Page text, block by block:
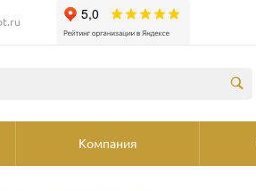
Компания